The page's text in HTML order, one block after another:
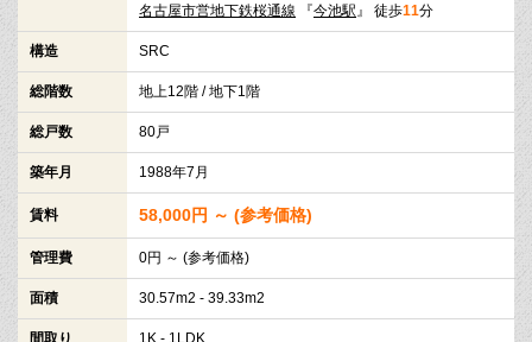
名古屋市営地下鉄桜通線 『今池駅 』 徒歩11分
構造 SRC
総階数 地上12階 / 地下1階
総戸数 80戸
築年月 1988年7月
賃料 58,000円 ～ (参考価格)
管理費 0円 ～ (参考価格)
面積 30.57m2 - 39.33m2
間取り 1K - 1LDK